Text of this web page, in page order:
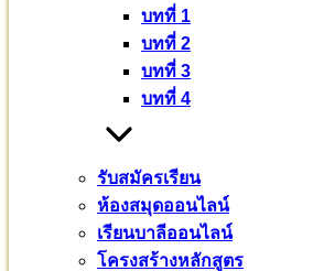
บทที่ 1
บทที่ 2
บทที่ 3
บทที่ 4
รับสมัครเรียน
ห้องสมุดออนไลน์
เรียนบาลีออนไลน์
โครงสร้างหลักสูตร
บุญพระปริยัติศาสนา
อุปถัมภ์พระสงฆ์ทั่วประเทศ